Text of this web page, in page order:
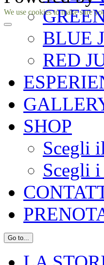
BLUE
RED
SHOP
Scegli
Scegli
Go to...
Facebook
Instagram
We use cookies to make sure